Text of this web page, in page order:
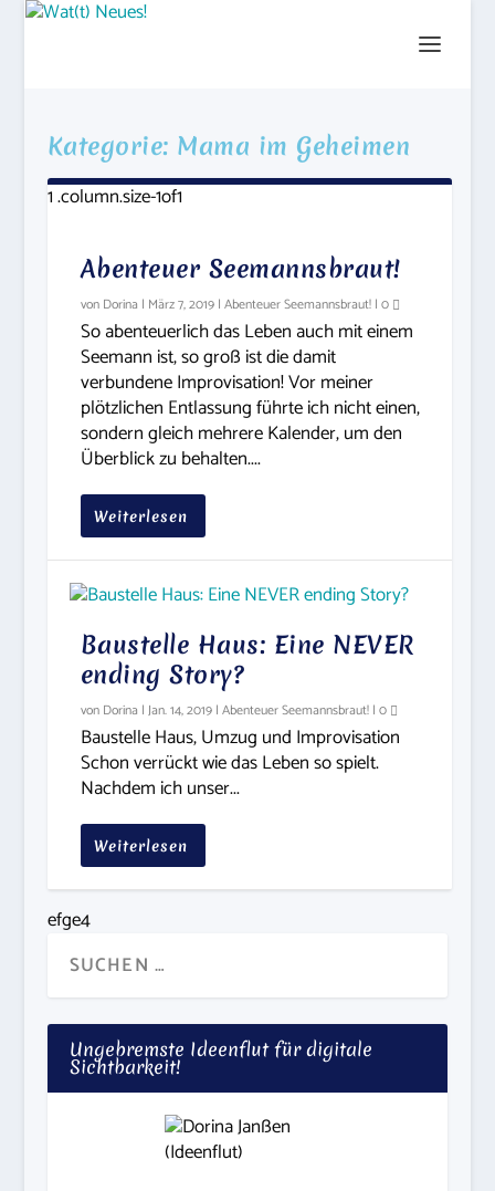
Kategorie: Mama im Geheimen
Abenteuer Seemannsbraut!
von Dorina | März 7, 2019| Abenteuer Seemannsbraut!| 0
So abenteuerlich das Leben auch mit einem
Seemann ist, so groß ist die damit
verbundene Improvisation! Vor meiner
plötzlichen Entlassung führte ich nicht einen,
sondern gleich mehrere Kalender, um den
Überblick zu behalten....
Weiterlesen
Baustelle Haus: Eine NEVER
ending Story?
von Dorina | Jan. 14, 2019| Abenteuer Seemannsbraut!| 0
Baustelle Haus, Umzug und Improvisation
Schon verrückt wie das Leben so spielt.
Nachdem ich unser...
Weiterlesen
efge4
Ungebremste Ideenflut für digitale
Sichtbarkeit!